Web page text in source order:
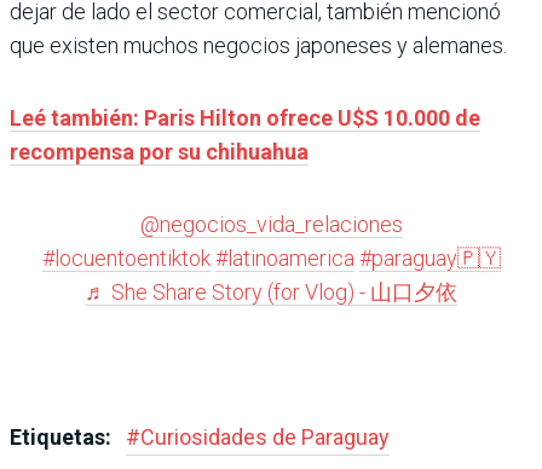
dejar de lado el sector comercial, también mencionó
que existen muchos negocios japoneses y alemanes.
Leé también: Paris Hilton ofrece U$S 10.000 de
recompensa por su chihuahua
@negocios_vida_relaciones
#locuentoentiktok #latinoamerica #paraguay🇵🇾
♬ She Share Story (for Vlog) - 山口夕依
Etiquetas: #Curiosidades de Paraguay